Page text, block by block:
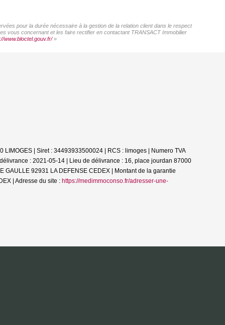
pour la durée nécessaire à la gestion de la relation client dans le respect
vous concernant et les faire rectifier en contactant TRANSACT Immobilier
www.bloctel.gouv.fr/»
| Siret : 34493933500024 | RCS : limoges | Numero TVA
: 2021-05-14 | Lieu de délivrance : 16, place jourdan 87000
GAULLE 92931 LA DEFENSE CEDEX | Montant de la garantie
| Adresse du site : https://medimmoconso.fr/adresser-une-